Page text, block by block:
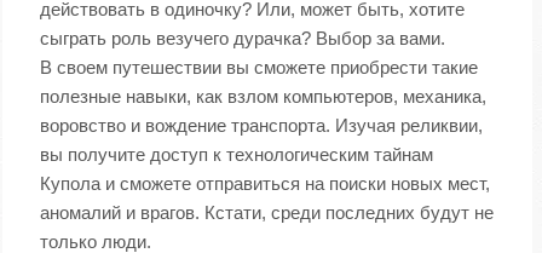
действовать в одиночку? Или, может быть, хотите
сыграть роль везучего дурачка? Выбор за вами.
В своем путешествии вы сможете приобрести такие
полезные навыки, как взлом компьютеров, механика,
воровство и вождение транспорта. Изучая реликвии,
вы получите доступ к технологическим тайнам
Купола и сможете отправиться на поиски новых мест,
аномалий и врагов. Кстати, среди последних будут не
только люди.